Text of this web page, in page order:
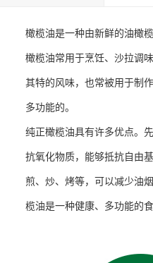
橄榄油是一种由新鲜的油橄
橄榄油常用于烹饪、沙拉调
其特的风味，也常被用于制
多功能的。
纯正橄榄油具有许多优点。
抗氧化物质，能够抵抗自由
煎、炒、烤等，可以减少油
榄油是一种健康、多功能的